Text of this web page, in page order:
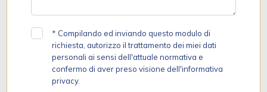
* Compilando ed inviando questo modulo di
richiesta, autorizzo il trattamento dei miei dati
personali ai sensi dell'attuale normativa e
confermo di aver preso visione dell'informativa
privacy.